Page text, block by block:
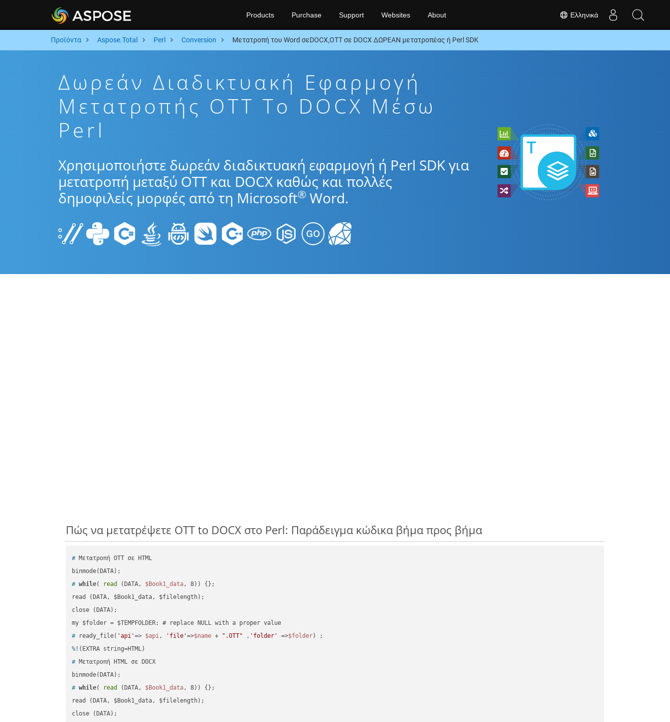
Ελληνικά
Products Purchase Support Websites About
Προϊόντα Aspose.Total Perl Conversion Μετατροπή του Word σεDOCX,OTT σε DOCX ΔΩΡΕΑΝ μετατροπέας ή Perl SDK
Δωρεάν Διαδικτυακή Εφαρμογή
Μετατροπής OTT To DOCX Μέσω
Perl
Χρησιμοποιήστε δωρεάν διαδικτυακή εφαρμογή ή Perl SDK για
μετατροπή μεταξύ OTT και DOCX καθώς και πολλές
δημοφιλείς μορφές από τη Microsoft® Word.
Πώς να μετατρέψετε OTT to DOCX στο Perl: Παράδειγμα κώδικα βήμα προς βήμα
# Μετατροπή OTT σε HTML
# while( read (DATA, $Book1_data, 8)) {};
read (DATA, $Book1_data, $filelength);
close (DATA);
# ready_file( 'api'=> $api, 'file'=>$name + ".OTT" , 'folder' =>$folder) ;
% !(EXTRA string=HTML)
# Μετατροπή HTML σε DOCX
# while( read (DATA, $Book1_data, 8)) {};
read (DATA, $Book1_data, $filelength);
close (DATA);